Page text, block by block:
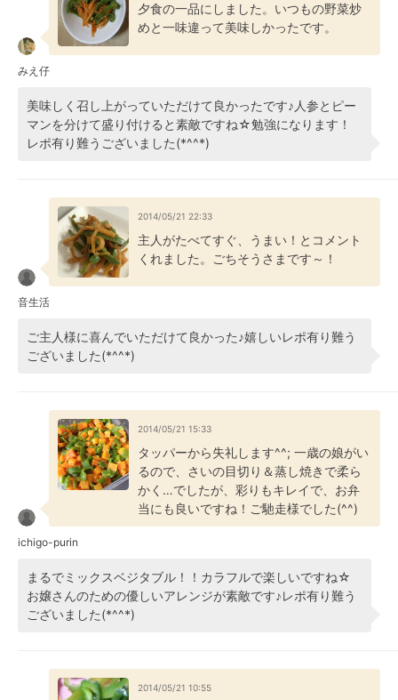
夕食の一品にしました。いつもの野菜炒
めと一味違って美味しかったです。
みえ仔
美味しく召し上がっていただけて良かったです♪人参とピー
マンを分けて盛り付けると素敵ですね☆勉強になります！
レポ有り難うございました(*^^*)
2014/05/21 22:33
主人がたべてすぐ、うまい！とコメント
くれました。ごちそうさまです～！
音生活
ご主人様に喜んでいただけて良かった♪嬉しいレポ有り難う
ございました(*^^*)
2014/05/21 15:33
タッパーから失礼します^^; 一歳の娘がい
るので、さいの目切り＆蒸し焼きで柔ら
かく…でしたが、彩りもキレイで、お弁
当にも良いですね！ご馳走様でした(^^)
ichigo-purin
まるでミックスベジタブル！！カラフルで楽しいですね☆
お嬢さんのための優しいアレンジが素敵です♪レポ有り難う
ございました(*^^*)
2014/05/21 10:55